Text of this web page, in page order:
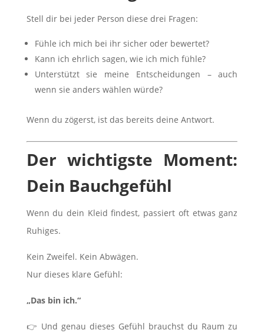
Stell dir bei jeder Person diese drei Fragen:
Fühle ich mich bei ihr sicher oder bewertet?
Kann ich ehrlich sagen, wie ich mich fühle?
Unterstützt sie meine Entscheidungen – auch
wenn sie anders wählen würde?
Wenn du zögerst, ist das bereits deine Antwort.
Der wichtigste Moment:
Dein Bauchgefühl
Wenn du dein Kleid findest, passiert oft etwas ganz
Ruhiges.
Kein Zweifel. Kein Abwägen.
Nur dieses klare Gefühl:
„Das bin ich.“
👉 Und genau dieses Gefühl brauchst du Raum zu